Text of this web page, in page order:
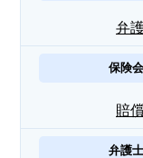
弁
保険
賠
弁護